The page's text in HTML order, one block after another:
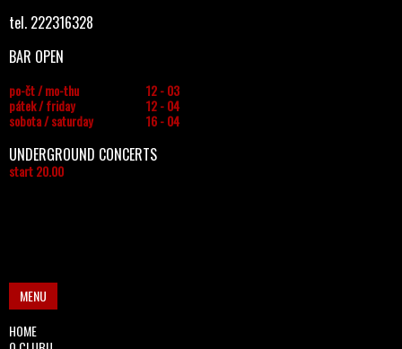
tel. 222316328
BAR OPEN
po-čt / mo-thu
12 - 03
pátek / friday
12 - 04
sobota / saturday
16 - 04
UNDERGROUND CONCERTS
start 20.00
MENU
HOME